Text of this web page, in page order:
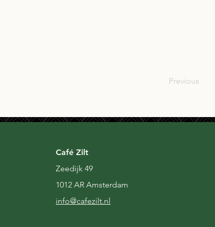
Previous
Café Zilt
Zeedijk 49
1012 AR Amsterdam
info@cafezilt.nl